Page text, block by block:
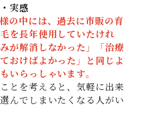
実感
の中には、過去に市販の育
を長年使用していたけれ
が解消しなかった」「治療
おけばよかった」と同じよ
いらっしゃいます。
とを考えると、気軽に出来
んでしまいたくなる人がい